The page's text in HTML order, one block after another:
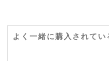
よく一緒に購入されてい